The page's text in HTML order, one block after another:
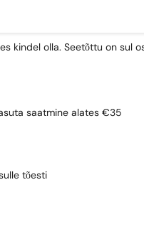
kindel olla. Seetõttu on sul
saatmine alates €35
tõesti